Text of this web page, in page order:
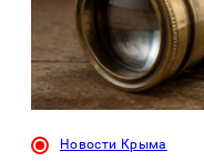
Новости Крыма